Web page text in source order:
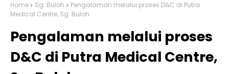
Home Sg. Buloh
Pengalaman melalui proses D&C di Putra
Medical Centre, Sg. Buloh
Pengalaman melalui proses
D&C di Putra Medical Centre,